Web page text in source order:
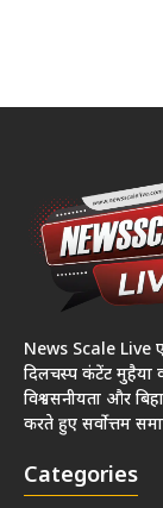
News Scale Live
दिलचस्प कंटेंट
विश्वसनीयता और
करते हुए सर्वोत्तम
Categories